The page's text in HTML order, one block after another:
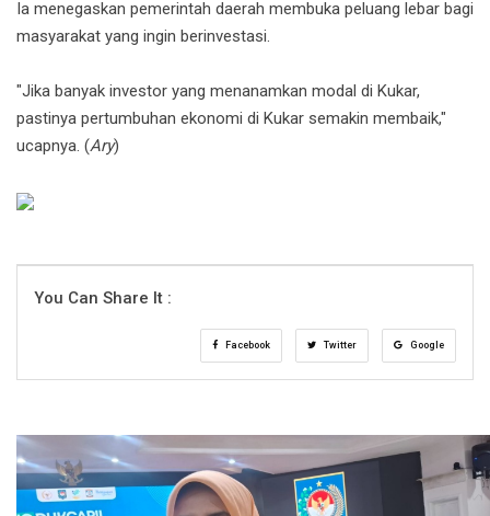
Ia menegaskan pemerintah daerah membuka peluang lebar bagi
masyarakat yang ingin berinvestasi.
"Jika banyak investor yang menanamkan modal di Kukar,
pastinya pertumbuhan ekonomi di Kukar semakin membaik,"
ucapnya. (Ary)
You Can Share It :
Facebook Twitter Google